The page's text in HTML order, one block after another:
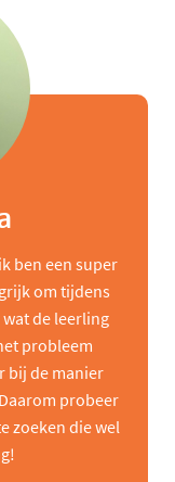
ben een super
om tijdens
de leerling
probleem
bij de manier
probeer
zoeken die wel